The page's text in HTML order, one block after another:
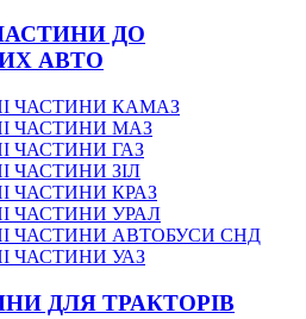
ДО
АВТО
ЧАСТИНИ КАМАЗ
ЧАСТИНИ МАЗ
ЧАСТИНИ ГАЗ
ЧАСТИНИ ЗІЛ
ЧАСТИНИ КРАЗ
ЧАСТИНИ УРАЛ
ЧАСТИНИ АВТОБУСИ СНД
ЧАСТИНИ УАЗ
ДЛЯ ТРАКТОРІВ